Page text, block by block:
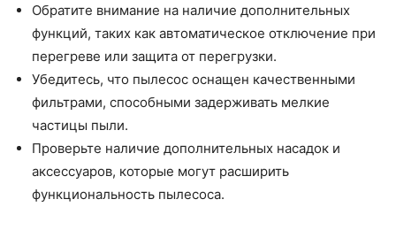
Обратите внимание на наличие дополнительных
функций, таких как автоматическое отключение при
перегреве или защита от перегрузки.
Убедитесь, что пылесос оснащен качественными
фильтрами, способными задерживать мелкие
частицы пыли.
Проверьте наличие дополнительных насадок и
аксессуаров, которые могут расширить
функциональность пылесоса.